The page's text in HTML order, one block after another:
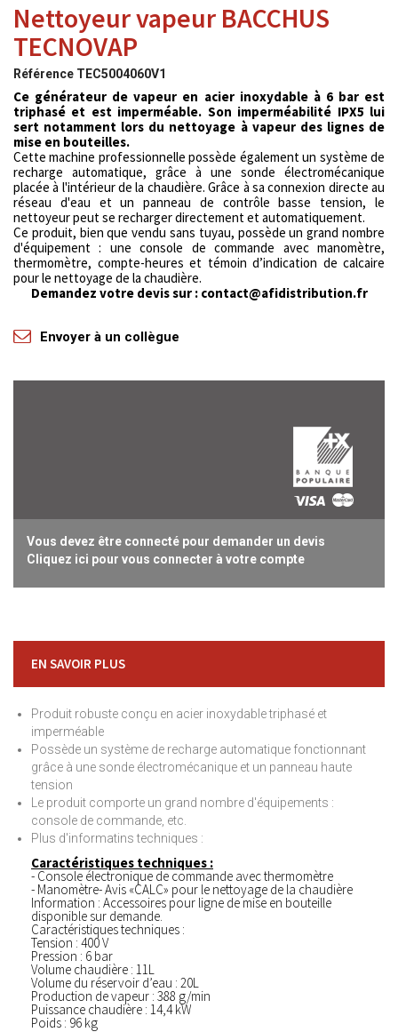
Nettoyeur vapeur BACCHUS
TECNOVAP
Référence TEC5004060V1
Ce générateur de vapeur en acier inoxydable à 6 bar est
triphasé et est imperméable. Son imperméabilité IPX5 lui
sert notamment lors du nettoyage à vapeur des lignes de
mise en bouteilles.
Cette machine professionnelle possède également un système de
recharge automatique, grâce à une sonde électromécanique
placée à l'intérieur de la chaudière. Grâce à sa connexion directe au
réseau d'eau et un panneau de contrôle basse tension, le
nettoyeur peut se recharger directement et automatiquement.
Ce produit, bien que vendu sans tuyau, possède un grand nombre
d'équipement : une console de commande avec manomètre,
thermomètre, compte-heures et témoin d’indication de calcaire
pour le nettoyage de la chaudière.
Demandez votre devis sur : contact@afidistribution.fr
Envoyer à un collègue
Vous devez être connecté pour demander un devis
Cliquez ici pour vous connecter à votre compte
EN SAVOIR PLUS
Produit robuste conçu en acier inoxydable triphasé et
imperméable
Possède un système de recharge automatique fonctionnant
grâce à une sonde électromécanique et un panneau haute
tension
Le produit comporte un grand nombre d'équipements :
console de commande, etc.
Plus d'informatins techniques :
Caractéristiques techniques :
- Console électronique de commande avec thermomètre
- Manomètre- Avis «CALC» pour le nettoyage de la chaudière
Information : Accessoires pour ligne de mise en bouteille
disponible sur demande.
Caractéristiques techniques :
Tension : 400 V
Pression : 6 bar
Volume chaudière : 11L
Volume du réservoir d’eau : 20L
Production de vapeur : 388 g/min
Puissance chaudière : 14,4 kW
Poids : 96 kg